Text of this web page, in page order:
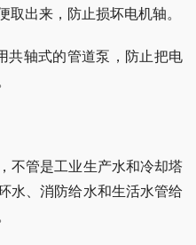
出来，防止损坏电机轴。
共轴式的管道泵，防止把电
不管是工业生产水和冷却塔
水、消防给水和生活水管给